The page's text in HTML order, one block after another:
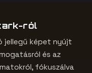
ról
jellegű képet nyújt
és az
fókuszálva